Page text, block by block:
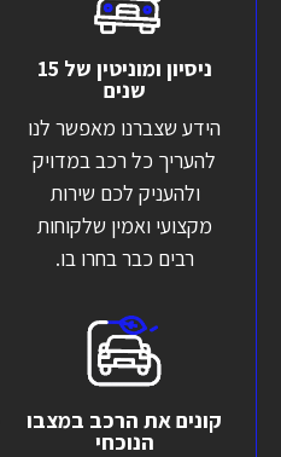
ניסיון ומוניטין של 15
שנים
הידע שצברנו מאפשר לנו
להעריך כל רכב במדויק
ולהעניק לכם שירות
מקצועי ואמין שלקוחות
רבים כבר בחרו בו.
קונים את הרכב במצבו
הנוכחי